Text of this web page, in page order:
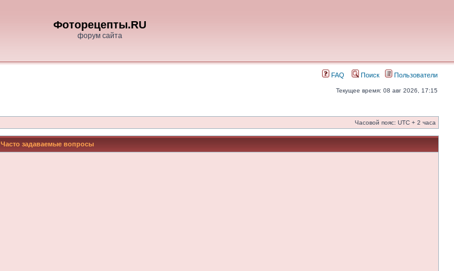
Фоторецепты.RU
форум сайта
FAQ Поиск Пользователи
Текущее время: 08 авг 2026, 17:15
Часовой пояс: UTC + 2 часа
Часто задаваемые вопросы